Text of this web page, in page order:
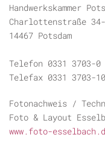
Handwerkskammer
Charlottenstraße
14467 Potsdam
Telefon 0331 3703-0
Telefax 0331 3703-
Fotonachweis /
Foto & Layout
www.foto-